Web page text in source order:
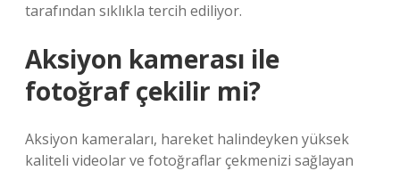
tarafından sıklıkla tercih ediliyor.
Aksiyon kamerası ile
fotoğraf çekilir mi?
Aksiyon kameraları, hareket halindeyken yüksek
kaliteli videolar ve fotoğraflar çekmenizi sağlayan